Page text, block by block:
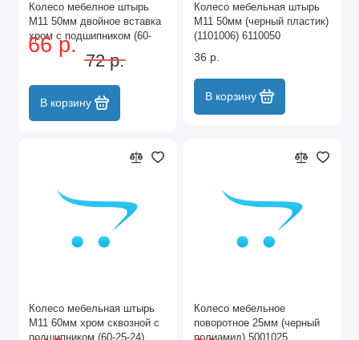
Колесо мебелное штырь
М11 50мм двойное вставка
хром с подшипником (60-
25-26) 502526-11
66 р.
72 р.
В корзину
Колесо мебельная штырь
М11 50мм (черный пластик)
(1101006) 6110050
36 р.
В корзину
Колесо мебельная штырь
М11 60мм хром сквозной с
подшипником (60-25-24)
Колесо мебельное
поворотное 25мм (черный
полиамид) 5001025